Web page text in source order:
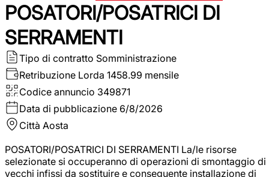
POSATORI/POSATRICI DI
SERRAMENTI
Tipo di contratto Somministrazione
Retribuzione Lorda 1458.99 mensile
Codice annuncio 349871
Data di pubblicazione 6/8/2026
Città Aosta
POSATORI/POSATRICI DI SERRAMENTI La/le risorse
selezionate si occuperanno di operazioni di smontaggio di
vecchi infissi da sostituire e conseguente installazione di